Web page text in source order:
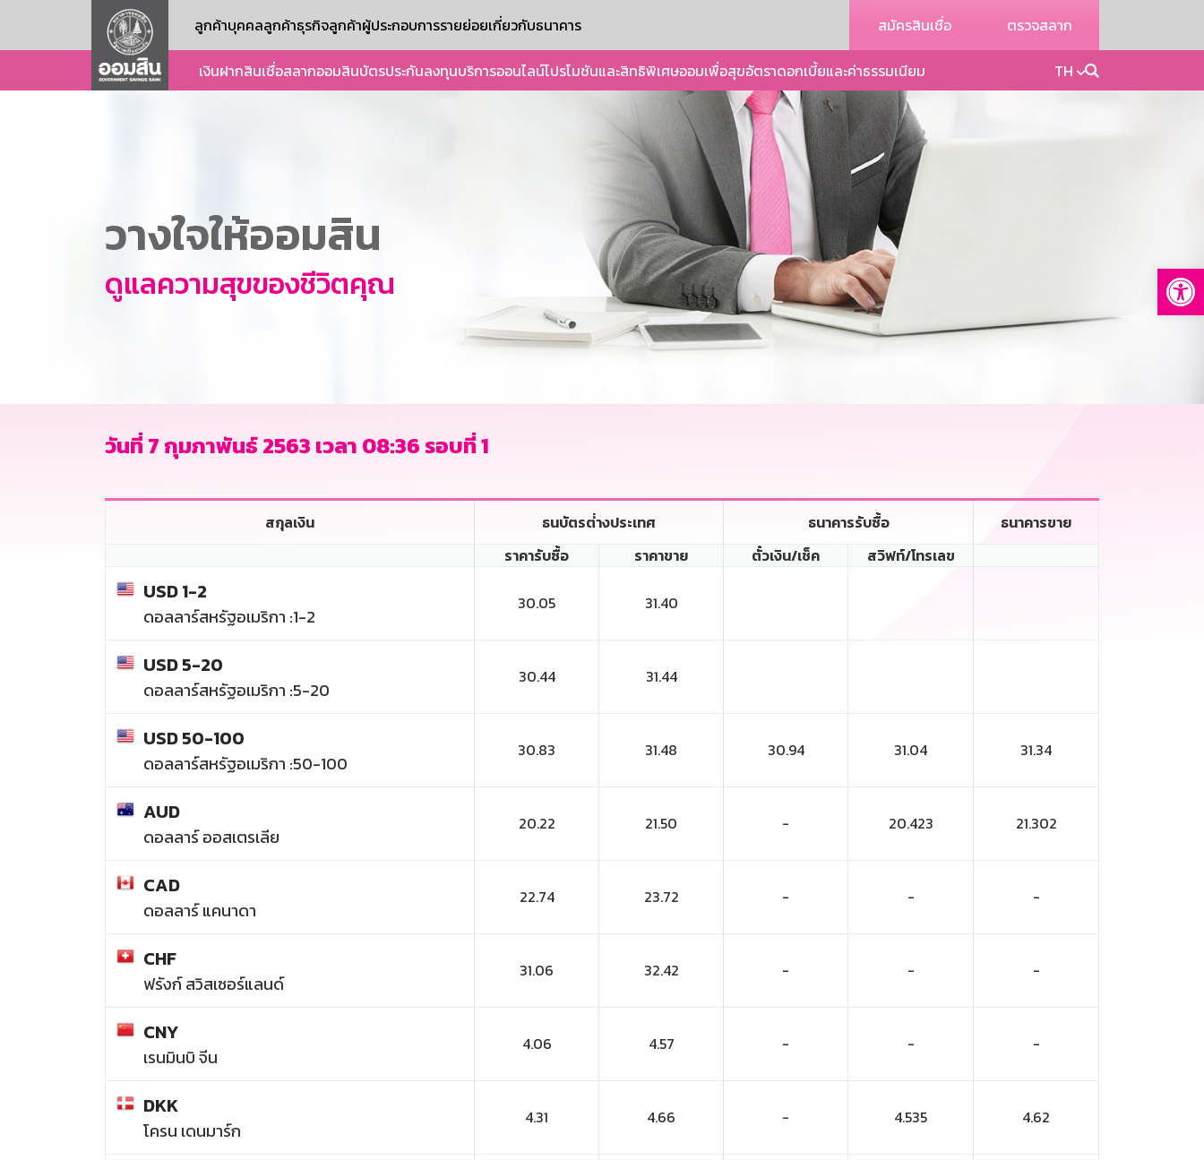
ลูกค้าบุคคลลูกค้าธุรกิจลูกค้าผู้ประกอบการรายย่อยเกี่ยวกับธนาคาร สมัครสินเชื่อ ตรวจสลาก
เงินฝากสินเชื่อสลากออมสินบัตรประกันลงทุนบริการออนไลน์โปรโมชันและสิทธิพิเศษออมเพื่อสุขอัตราดอกเบี้ยและค่าธรรมเนียม TH
วางใจให้ออมสิน
ดูแลความสุขของชีวิตคุณ
วันที่ 7 กุมภาพันธ์ 2563 เวลา 08:36 รอบที่ 1
สกุลเงิน ธนบัตรต่่างประเทศ ธนาคารรับซื้อ
ธนาคารขาย
ราคารับซื้อ
ราคาขาย ตั๋วเงิน/เช็ค สวิฟท์/โทรเลข
USD 1-2
ดอลลาร์สหรัฐอเมริกา :1-2
30.05 31.40
USD 5-20
ดอลลาร์สหรัฐอเมริกา :5-20
30.44 31.44
USD 50-100
ดอลลาร์สหรัฐอเมริกา :50-100
30.83 31.48 30.94 31.04 31.34
AUD
ดอลลาร์ ออสเตรเลีย
20.22 21.50 - 20.423 21.302
CAD
ดอลลาร์ แคนาดา
22.74 23.72 - - -
CHF
ฟรังก์ สวิสเซอร์แลนด์
31.06 32.42 - - -
CNY
เรนมินบิ จีน
4.06 4.57 - - -
DKK
โครน เดนมาร์ก
4.31 4.66 - 4.535 4.62